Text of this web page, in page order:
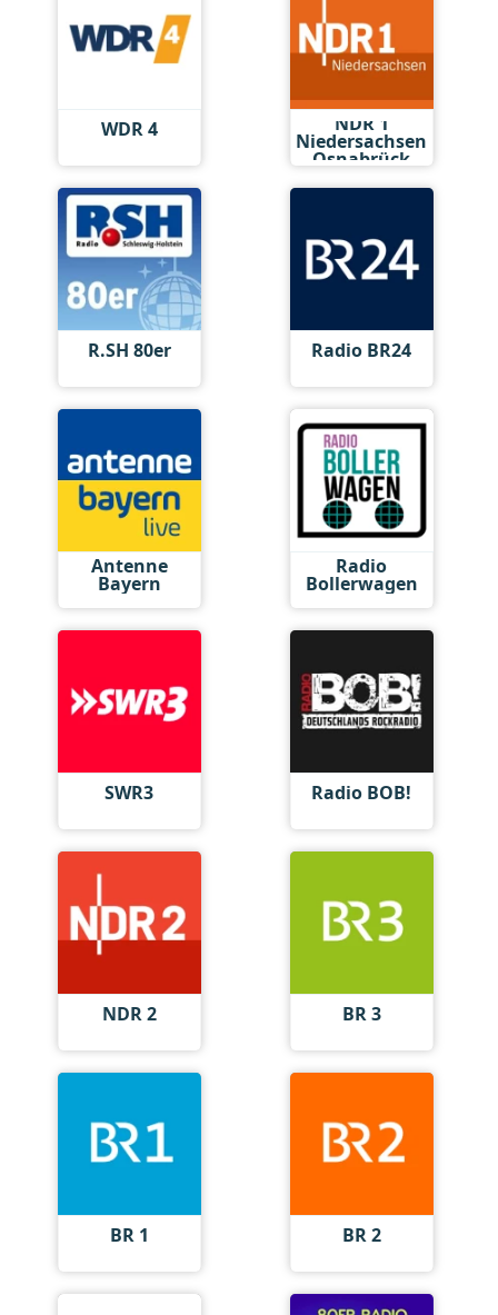
WDR 4 NDR 1
Niedersachsen
Osnabrück
R.SH 80er Radio BR24
Antenne
Bayern
Radio
Bollerwagen
SWR3 Radio BOB!
NDR 2 BR 3
BR 1 BR 2